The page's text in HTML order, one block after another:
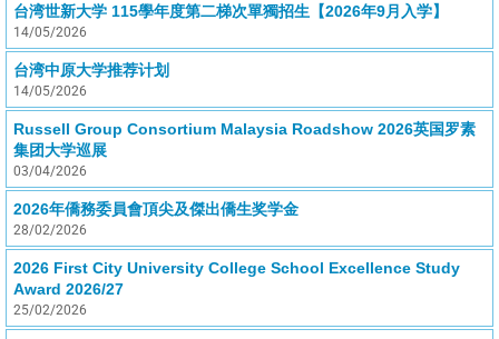
台湾世新大学 115學年度第二梯次單獨招生【2026年9月入学】
14/05/2026
台湾中原大学推荐计划
14/05/2026
Russell Group Consortium Malaysia Roadshow 2026英国罗素
集团大学巡展
03/04/2026
2026年僑務委員會頂尖及傑出僑生奖学金
28/02/2026
2026 First City University College School Excellence Study
Award 2026/27
25/02/2026